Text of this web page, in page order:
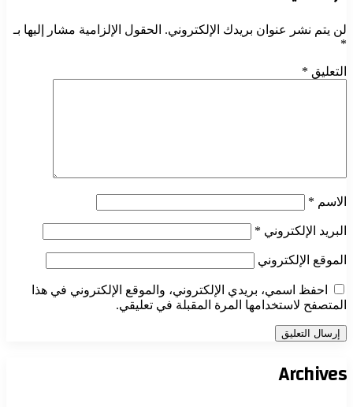
لن يتم نشر عنوان بريدك الإلكتروني. الحقول الإلزامية مشار إليها بـ
*
التعليق *
الاسم *
البريد الإلكتروني *
الموقع الإلكتروني
احفظ اسمي، بريدي الإلكتروني، والموقع الإلكتروني في هذا
المتصفح لاستخدامها المرة المقبلة في تعليقي.
Archives